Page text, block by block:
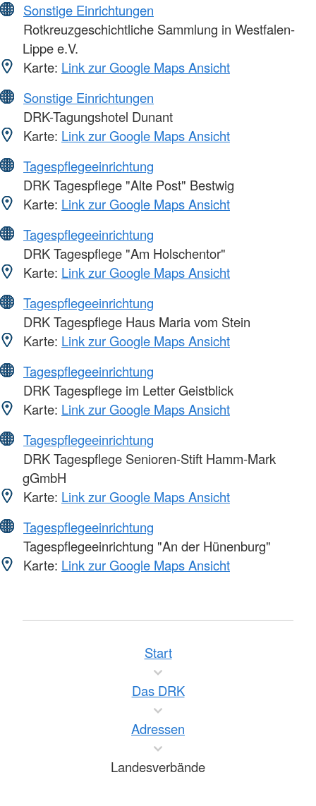
Sonstige Einrichtungen
Rotkreuzgeschichtliche Sammlung in Westfalen-
Lippe e.V.
Karte: Link zur Google Maps Ansicht
Sonstige Einrichtungen
DRK-Tagungshotel Dunant
Karte: Link zur Google Maps Ansicht
Tagespflegeeinrichtung
DRK Tagespflege "Alte Post" Bestwig
Karte: Link zur Google Maps Ansicht
Tagespflegeeinrichtung
DRK Tagespflege "Am Holschentor"
Karte: Link zur Google Maps Ansicht
Tagespflegeeinrichtung
DRK Tagespflege Haus Maria vom Stein
Karte: Link zur Google Maps Ansicht
Tagespflegeeinrichtung
DRK Tagespflege im Letter Geistblick
Karte: Link zur Google Maps Ansicht
Tagespflegeeinrichtung
DRK Tagespflege Senioren-Stift Hamm-Mark
gGmbH
Karte: Link zur Google Maps Ansicht
Tagespflegeeinrichtung
Tagespflegeeinrichtung "An der Hünenburg"
Karte: Link zur Google Maps Ansicht
Start
Das DRK
Adressen
Landesverbände